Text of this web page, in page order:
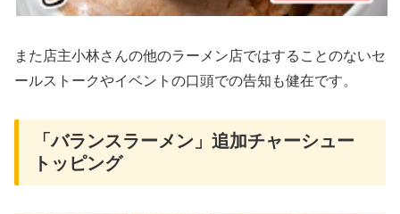
また店主小林さんの他のラーメン店ではすることのないセ
ールストークやイベントの口頭での告知も健在です。
「バランスラーメン」追加チャーシュー
トッピング